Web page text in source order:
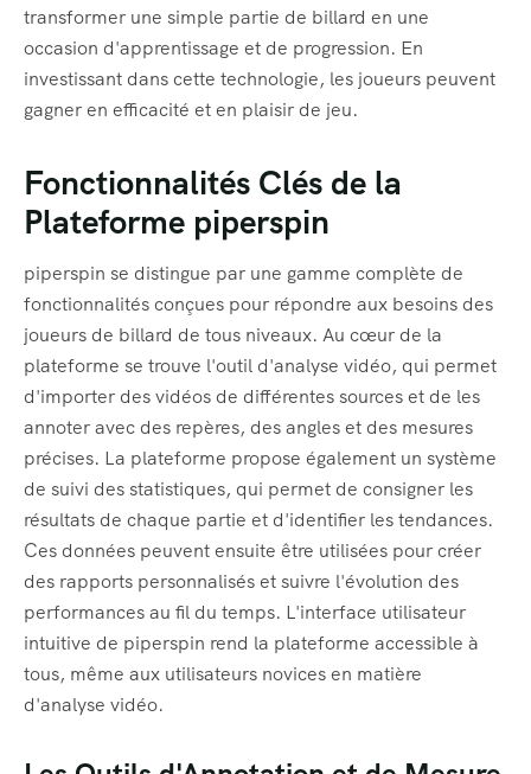
transformer une simple partie de billard en une
occasion d'apprentissage et de progression. En
investissant dans cette technologie, les joueurs peuvent
gagner en efficacité et en plaisir de jeu.
Fonctionnalités Clés de la
Plateforme piperspin
piperspin se distingue par une gamme complète de
fonctionnalités conçues pour répondre aux besoins des
joueurs de billard de tous niveaux. Au cœur de la
plateforme se trouve l'outil d'analyse vidéo, qui permet
d'importer des vidéos de différentes sources et de les
annoter avec des repères, des angles et des mesures
précises. La plateforme propose également un système
de suivi des statistiques, qui permet de consigner les
résultats de chaque partie et d'identifier les tendances.
Ces données peuvent ensuite être utilisées pour créer
des rapports personnalisés et suivre l'évolution des
performances au fil du temps. L'interface utilisateur
intuitive de piperspin rend la plateforme accessible à
tous, même aux utilisateurs novices en matière
d'analyse vidéo.